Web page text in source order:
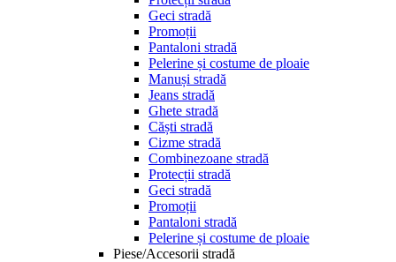
Geci stradă
Promoții
Pantaloni stradă
Pelerine și costume de ploaie
Manuși stradă
Jeans stradă
Ghete stradă
Căști stradă
Cizme stradă
Combinezoane stradă
Protecții stradă
Geci stradă
Promoții
Pantaloni stradă
Pelerine și costume de ploaie
Piese/Accesorii stradă